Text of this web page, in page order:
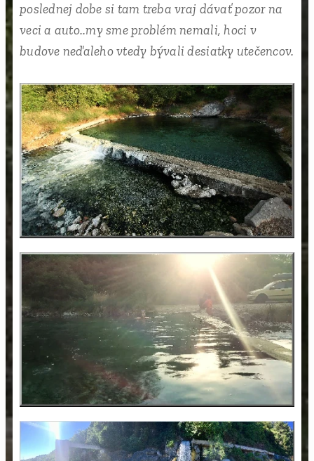
poslednej dobe si tam treba vraj dávať pozor na
veci a auto..my sme problém nemali, hoci v
budove neďaleho vtedy bývali desiatky utečencov.